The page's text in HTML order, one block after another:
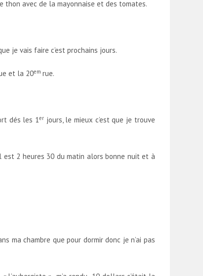
thon avec de la mayonnaise et des tomates.
je vais faire c’est prochains jours.
et la 20emrue.
dés les 1er jours, le mieux c’est que je trouve
est 2 heures 30 du matin alors bonne nuit et à
ma chambre que pour dormir donc je n’ai pas